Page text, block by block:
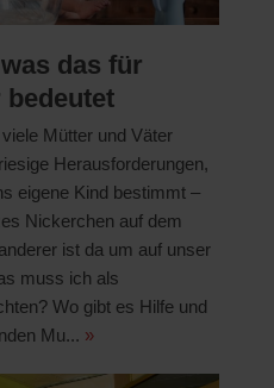
das für
bedeutet
Mütter und Väter
Herausforderungen,
eigene Kind bestimmt –
Nickerchen auf dem
ist da um auf unser
muss ich als
Wo gibt es Hilfe und
Mu... »